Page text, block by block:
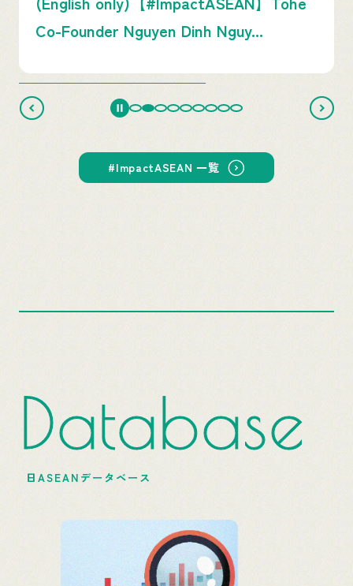
BWN Founder Fisha Rashid on ...
#ImpactASEAN 一覧
Database
日ASEANデータベース